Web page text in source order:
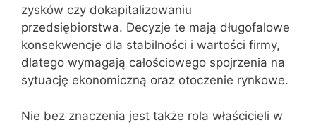
zysków czy dokapitalizowaniu
przedsiębiorstwa. Decyzje te mają długofalowe
konsekwencje dla stabilności i wartości firmy,
dlatego wymagają całościowego spojrzenia na
sytuację ekonomiczną oraz otoczenie rynkowe.
Nie bez znaczenia jest także rola właścicieli w